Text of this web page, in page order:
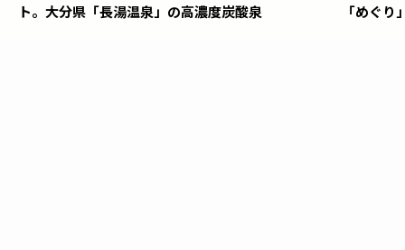
ト。大分県「長湯温泉」の高濃度炭酸泉
「めぐ